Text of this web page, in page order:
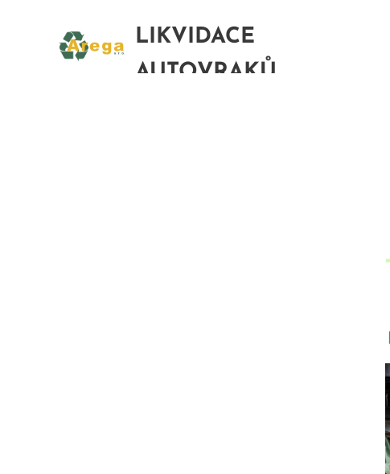
LIKVIDACE
AUTOVRAKŮ